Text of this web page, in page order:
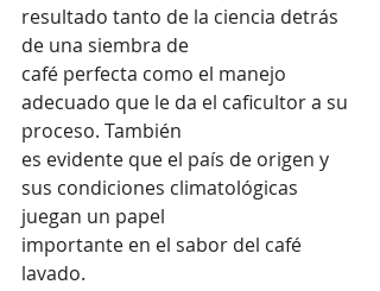
resultado tanto de la ciencia detrás
de una siembra de
café perfecta como el manejo
adecuado que le da el caficultor a su
proceso. También
es evidente que el país de origen y
sus condiciones climatológicas
juegan un papel
importante en el sabor del café
lavado.